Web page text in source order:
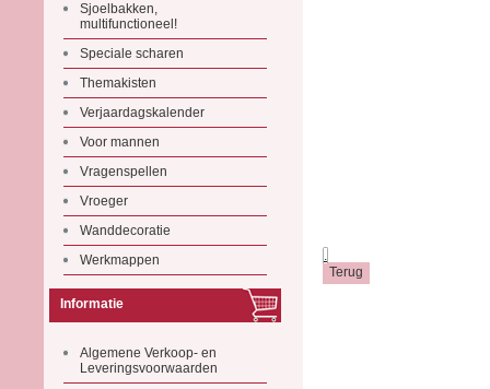
Sjoelbakken,
multifunctioneel!
Speciale scharen
Themakisten
Verjaardagskalender
Voor mannen
Vragenspellen
Vroeger
Wanddecoratie
Werkmappen
Informatie
Algemene Verkoop- en
Leveringsvoorwaarden
.